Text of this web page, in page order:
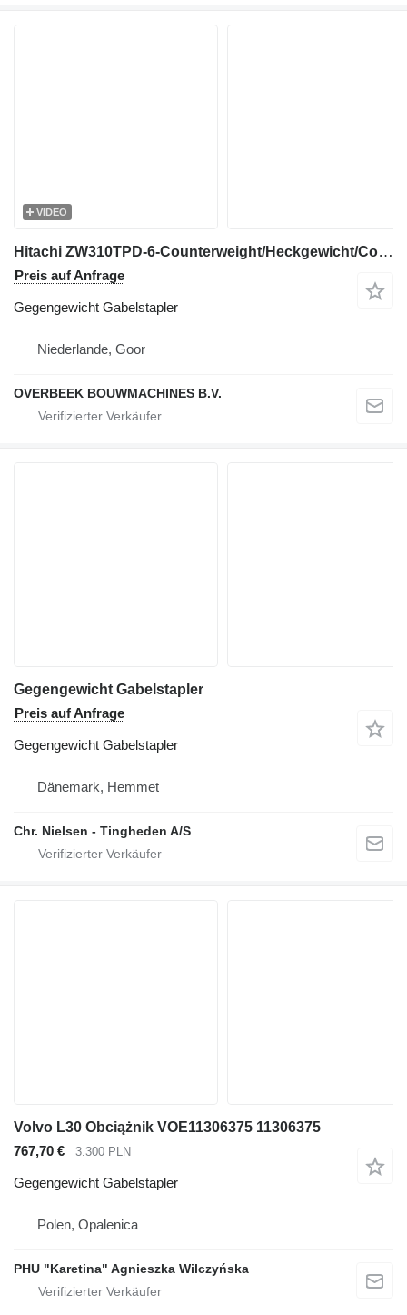
VIDEO
Hitachi ZW310TPD-6-Counterweight/Heckgewicht/Contragewicht
Preis auf Anfrage
Gegengewicht Gabelstapler
Niederlande, Goor
OVERBEEK BOUWMACHINES B.V.
Gegengewicht Gabelstapler
Preis auf Anfrage
Gegengewicht Gabelstapler
Dänemark, Hemmet
Chr. Nielsen - Tingheden A/S
Volvo L30 Obciążnik VOE11306375 11306375
767,70 €
3.300 PLN
Gegengewicht Gabelstapler
Polen, Opalenica
PHU "Karetina" Agnieszka Wilczyńska